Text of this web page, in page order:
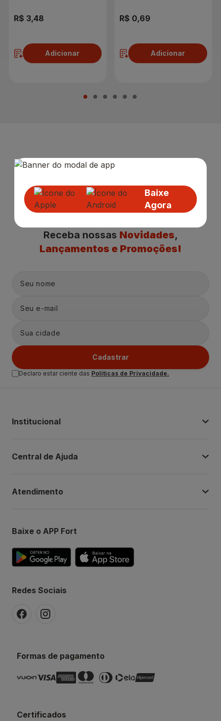
R$ 3,48
Adicionar
R$ 0,69
Adicionar
Baixe
Agora
Receba nossas Novidades,
Lançamentos e Promoções!
Cadastrar
Declaro estar ciente das Politicas de Privacidade.
Institucional
Central de Ajuda
Atendimento
Baixe o APP Fort
Redes Sociais
Formas de pagamento
Certificados